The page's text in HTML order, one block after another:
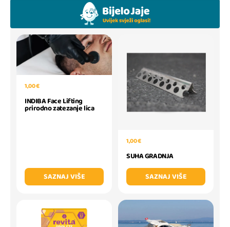
1,00 €
INDIBA Face Lifting
prirodno zatezanje lica
SAZNAJ VIŠE
1,00 €
SUHA GRADNJA
SAZNAJ VIŠE